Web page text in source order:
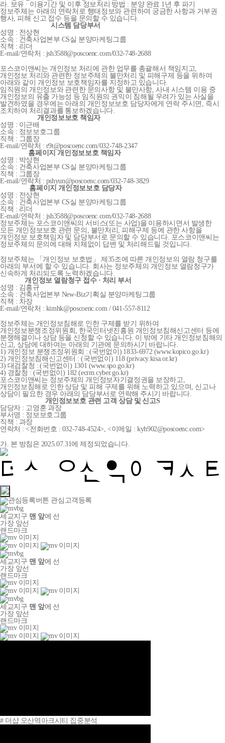
라. 보유 · 이용기간 및 이후 정보처리 방법 : 분양 완료 1년 후 파기
정보주체는 아래의 연락처로 행태정보와 관련하여 궁금한 사항과 거부권
행사, 피해 신고 접수 등을 문의할 수 있습니다.
시스템 담당부서
성명 : 전상현
소속 : 건축사업본부 CS실 분양마케팅그룹
직책 : 리더
E-mail/연락처 : jsh3588@poscoenc.com/032-748-2688
포스코이앤씨는 개인정보 처리에 관한 업무를 총괄해서 책임지고,
개인정보 처리와 관련한 정보주체의 불만처리 및 피해구제 등을 위하여
아래와 같이 개인정보 보호책임자를 지정하고 있습니다.
임직원의 개인정보와 관련한 문의사항 및 불만사항, 사내 시스템 이용 중
개인정보의 유출 가능성 등 임직원의 권익이 침해될 우려가 있는 사실을
발견하였을 경우에는 아래의 개인정보보호 담당자에게 연락 주시면, 즉시
조치하여 처리결과를 통보하겠습니다.
개인정보보호 책임자
성명 : 이근배
소속 : 정보보호그룹
직책 : 그룹장
E-mail/연락처 : r9t@poscoenc.com/032-748-2347
홈페이지 개인정보보호 책임자
성명 : 박상현
소속 : 건축사업본부 CS실 분양마케팅그룹
직책 : 그룹장
E-mail/연락처 : pshyun@poscoenc.com/032-748-3829
홈페이지 개인정보보호 담당자
성명 : 전상현
소속 : 건축사업본부 CS실 분양마케팅그룹
직책 : 리더
E-mail/연락처 : jsh3588@poscoenc.com/032-748-2688
정보주체는 포스코이앤씨의 서비스(또는 사업)을 이용하시면서 발생한
모든 개인정보보호 관련 문의, 불만처리, 피해구제 등에 관한 사항을
개인정보 보호책임자 및 담당부서로 문의할 수 있습니다. 포스코이앤씨는
정보주체의 문의에 대해 지체없이 답변 및 처리해드릴 것입니다.
정보주체는 「개인정보 보호법」 제35조에 따른 개인정보의 열람 청구를
아래의 부서에 할 수 있습니다. 회사는 정보주체의 개인정보 열람청구가
신속하게 처리되도록 노력하겠습니다.
개인정보 열람청구 접수 · 처리 부서
성명 : 김홍규
소속 : 건축사업본부 New-Biz기획실 분양마케팅그룹
직책 : 차장
E-mail/연락처 : kimhk@poscoenc.com / 041-557-8112
정보주체는 개인정보침해로 인한 구제를 받기 위하여
개인정보분쟁조정위원회, 한국인터넷진흥원 개인정보침해신고센터 등에
분쟁해결이나 상담 등을 신청할 수 있습니다. 이 밖에 기타 개인정보침해의
신고, 상담에 대하여는 아래의 기관에 문의하시기 바랍니다.
1) 개인정보 분쟁조정위원회 : (국번없이) 1833-6972 (www.kopico.go.kr)
2) 개인정보침해신고센터 : (국번없이) 118 (privacy.kisa.or.kr)
3) 대검찰청 : (국번없이) 1301 (www.spo.go.kr)
4) 경찰청 : (국번없이) 182 (ecrm.cyber.go.kr)
포스코이앤씨는 정보주체의 개인정보자기결정권을 보장하고,
개인정보침해로 인한 상담 및 피해 구제를 위해 노력하고 있으며, 신고나
상담이 필요한 경우 아래의 담당부서로 연락해 주시기 바랍니다.
개인정보보호 관련 고객 상담 및 신고S
담당자 : 고영훈 과장
부서명 : 정보보호그룹
직책 : 과장
연락처 : <전화번호 : 032-748-4524>, <이메일 : kyh902@poscoenc.com>
가. 본 방침은 2025.07.31에 제정되었습니다.
관심고객등록
세교지구 맨 앞에 선
가장 앞선
랜드마크
세교지구 맨 앞에 선
가장 앞선
랜드마크
세교지구 맨 앞에 선
가장 앞선
랜드마크
# 더샵 오산역아크시티 집중분석